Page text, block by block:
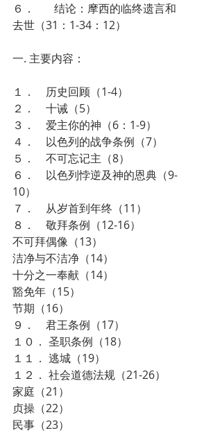
６．       结论：摩西的临终遗言和
去世（31：1-34：12）
一. 主要内容：
１．    历史回顾（1-4）
２．    十诫（5）
３．    爱主你的神（6：1-9）
４．    以色列的战争条例（7）
５．    不可忘记主（8）
６．    以色列悖逆及神的恩典（9-
10）
７．    从岁首到年终（11）
８．    敬拜条例（12-16）
不可拜偶像（13）
洁净与不洁净（14）
十分之一奉献（14）
豁免年（15）
节期（16）
９．    君王条例（17）
１０． 圣职条例（18）
１１． 逃城（19）
１２． 社会道德法规（21-26）
家庭（21）
贞操（22）
民事（23）